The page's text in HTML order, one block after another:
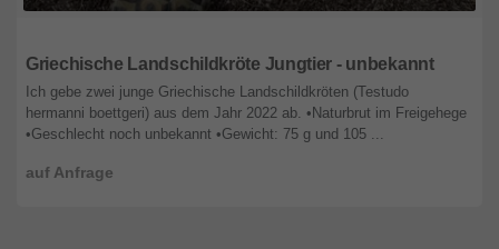
Griechische Landschildkröte Jungtier - unbekannt
auf Anfrage
Ich gebe zwei junge Griechische Landschildkröten (Testudo
hermanni boettgeri) aus dem Jahr 2022 ab. •Naturbrut im Freigehege
•Geschlecht noch unbekannt •Gewicht: 75 g und 105 ...